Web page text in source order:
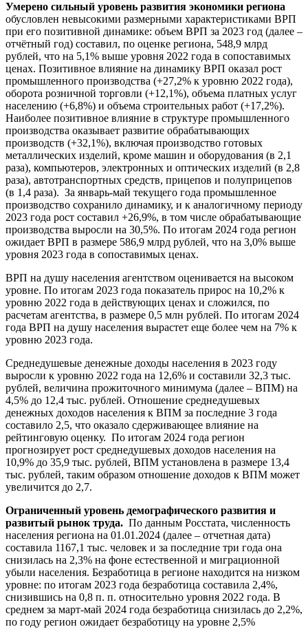
Умерено сильный уровень развития экономики региона
обусловлен невысокими размерными характеристиками ВРП
при его позитивной динамике: объем ВРП за 2023 год (далее –
отчётный год) составил, по оценке региона, 548,9 млрд
рублей, что на 5,1% выше уровня 2022 года в сопоставимых
ценах. Позитивное влияние на динамику ВРП оказал рост
промышленного производства (+27,2% к уровню 2022 года),
оборота розничной торговли (+12,1%), объема платных услуг
населению (+6,8%) и объема строительных работ (+17,2%).
Наиболее позитивное влияние в структуре промышленного
производства оказывает развитие обрабатывающих
производств (+32,1%), включая производство готовых
металлических изделий, кроме машин и оборудования (в 2,1
раза), компьютеров, электронных и оптических изделий (в 2,8
раза), автотранспортных средств, прицепов и полуприцепов
(в 1,4 раза). За январь-май текущего года промышленное
производство сохранило динамику, и к аналогичному периоду
2023 года рост составил +26,9%, в том числе обрабатывающие
производства выросли на 30,5%. По итогам 2024 года регион
ожидает ВРП в размере 586,9 млрд рублей, что на 3,0% выше
уровня 2023 года в сопоставимых ценах.
ВРП на душу населения агентством оценивается на высоком
уровне. По итогам 2023 года показатель прирос на 10,2% к
уровню 2022 года в действующих ценах и сложился, по
расчетам агентства, в размере 0,5 млн рублей. По итогам 2024
года ВРП на душу населения вырастет еще более чем на 7% к
уровню 2023 года.
Среднедушевые денежные доходы населения в 2023 году
выросли к уровню 2022 года на 12,6% и составили 32,3 тыс.
рублей, величина прожиточного минимума (далее – ВПМ) на
4,5% до 12,4 тыс. рублей. Отношение среднедушевых
денежных доходов населения к ВПМ за последние 3 года
составило 2,5, что оказало сдерживающее влияние на
рейтинговую оценку. По итогам 2024 года регион
прогнозирует рост среднедушевых доходов населения на
10,9% до 35,9 тыс. рублей, ВПМ установлена в размере 13,4
тыс. рублей, таким образом отношение доходов к ВПМ может
увеличится до 2,7.
Ограниченный уровень демографического развития и
развитый рынок труда. По данным Росстата, численность
населения региона на 01.01.2024 (далее – отчетная дата)
составила 1167,1 тыс. человек и за последние три года она
снизилась на 2,3% на фоне естественной и миграционной
убыли населения. Безработица в регионе находится на низком
уровне: по итогам 2023 года безработица составила 2,4%,
снизившись на 0,8 п. п. относительно уровня 2022 года. В
среднем за март-май 2024 года безработица снизилась до 2,2%,
по году регион ожидает безработицу на уровне 2,5%